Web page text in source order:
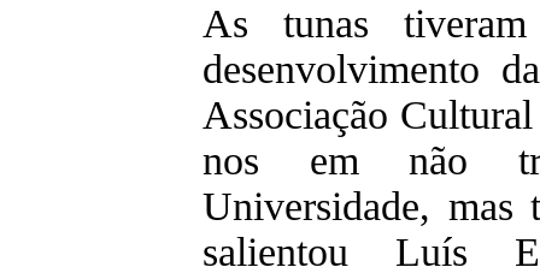
As tunas
desenvolvimento
Associação
nos em não
Universidade, mas
salientou Luís